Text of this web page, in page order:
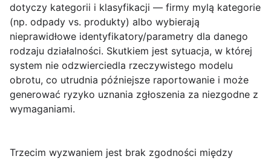
dotyczy kategorii i klasyfikacji — firmy mylą kategorie
(np. odpady vs. produkty) albo wybierają
nieprawidłowe identyfikatory/parametry dla danego
rodzaju działalności. Skutkiem jest sytuacja, w której
system nie odzwierciedla rzeczywistego modelu
obrotu, co utrudnia późniejsze raportowanie i może
generować ryzyko uznania zgłoszenia za niezgodne z
wymaganiami.
Trzecim wyzwaniem jest brak zgodności między